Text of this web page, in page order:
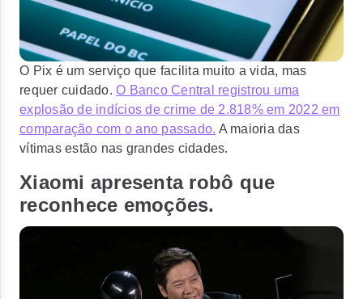
O Pix é um serviço que facilita muito a vida, mas
requer cuidado. O Banco Central registrou uma
explosão de indícios de crime de 2.818% em 2022 em
comparação com o ano passado. A maioria das
vítimas estão nas grandes cidades.
Xiaomi apresenta robô que
reconhece emoções.